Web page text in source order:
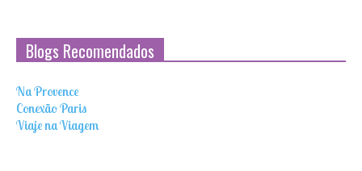
Blogs Recomendados
Na Provence
Conexão Paris
Viaje na Viagem